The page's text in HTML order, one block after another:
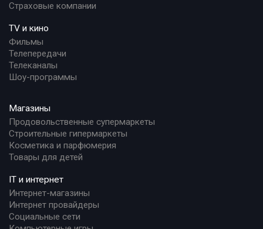
Страховые компании
TV и кино
Фильмы
Телепередачи
Телеканалы
Шоу-программы
Магазины
Продовольственные супермаркеты
Строительные гипермаркеты
Косметика и парфюмерия
Товары для детей
IT и интернет
Интернет-магазины
Интернет провайдеры
Социальные сети